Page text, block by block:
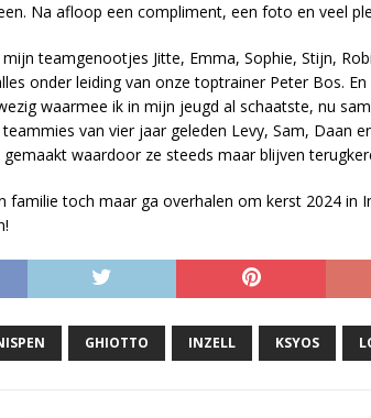
Na afloop een compliment, een foto en veel
teamgenootjes Jitte, Emma, Sophie, Stijn,
onder leiding van onze toptrainer Peter Bos.
waarmee ik in mijn jeugd al schaatste, nu
van vier jaar geleden Levy, Sam, Daan
gemaakt waardoor ze steeds maar blijven
familie toch maar ga overhalen om kerst 2024 in
GHIOTTO INZELL KSYOS